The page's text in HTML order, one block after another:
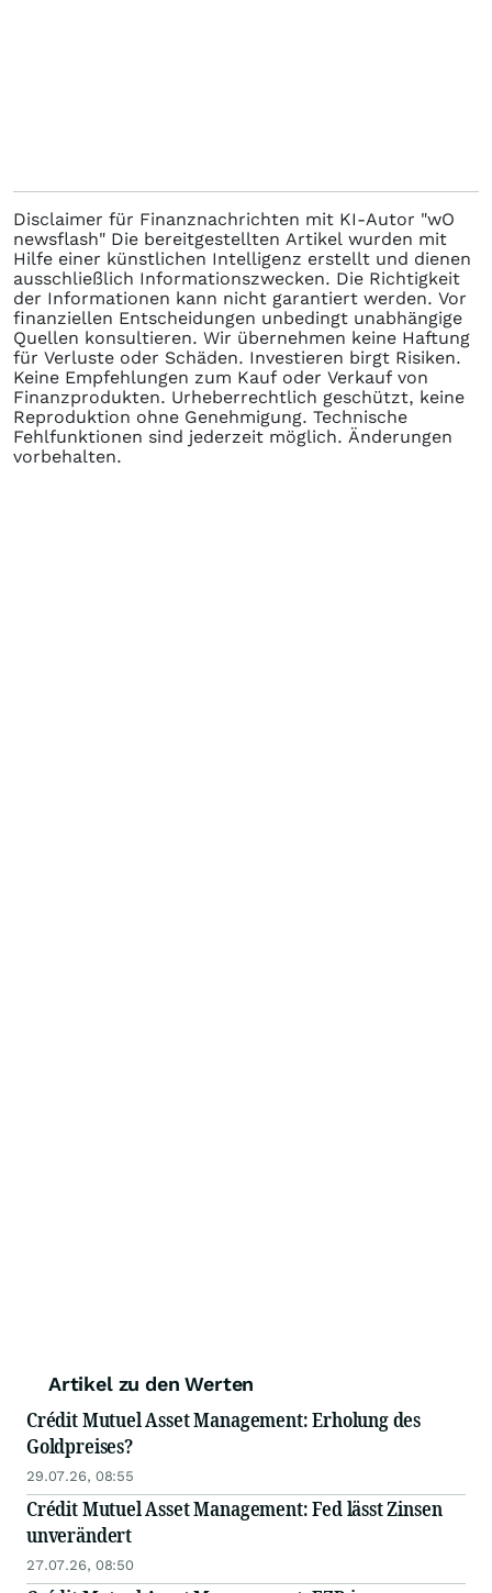
Disclaimer für Finanznachrichten mit KI-Autor "wO
newsflash" Die bereitgestellten Artikel wurden mit
Hilfe einer künstlichen Intelligenz erstellt und dienen
ausschließlich Informationszwecken. Die Richtigkeit
der Informationen kann nicht garantiert werden. Vor
finanziellen Entscheidungen unbedingt unabhängige
Quellen konsultieren. Wir übernehmen keine Haftung
für Verluste oder Schäden. Investieren birgt Risiken.
Keine Empfehlungen zum Kauf oder Verkauf von
Finanzprodukten. Urheberrechtlich geschützt, keine
Reproduktion ohne Genehmigung. Technische
Fehlfunktionen sind jederzeit möglich. Änderungen
vorbehalten.
Artikel zu den Werten
Crédit Mutuel Asset Management: Erholung des
Goldpreises?
29.07.26, 08:55
Crédit Mutuel Asset Management: Fed lässt Zinsen
unverändert
27.07.26, 08:50